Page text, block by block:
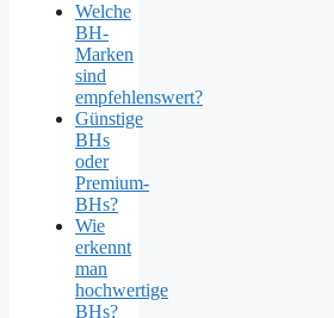
Welche
BH-
Marken
sind
empfehlenswert?
Günstige
BHs
oder
Premium-
BHs?
Wie
erkennt
man
hochwertige
BHs?